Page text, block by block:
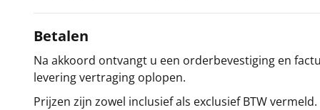
Betalen
Na akkoord ontvangt u een orderbevestiging en
levering vertraging oplopen.
Prijzen zijn zowel inclusief als exclusief BTW